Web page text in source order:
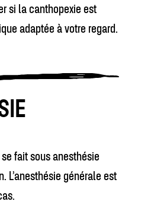
si la canthopexie est
adaptée à votre regard.
se fait sous anesthésie
L’anesthésie générale est